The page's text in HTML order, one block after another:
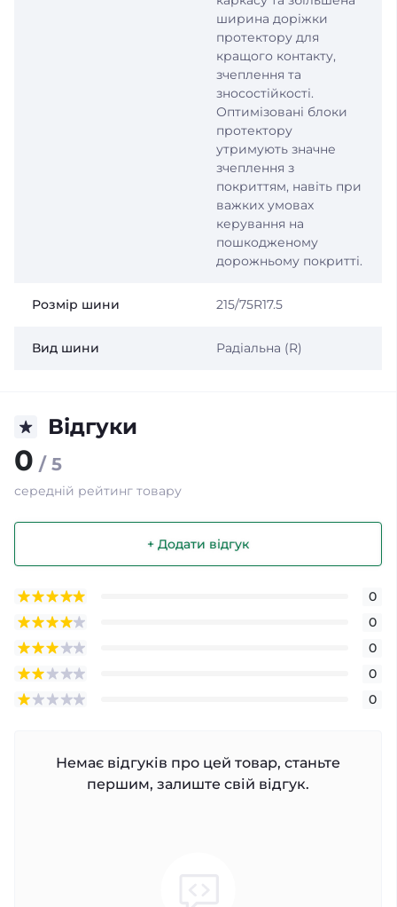
ширина доріжки
протектору для
кращого контакту,
зчеплення та
зносостійкості.
Оптимізовані блоки
протектору
утримують значне
зчеплення з
покриттям, навіть при
важких умовах
керування на
пошкодженому
дорожньому покритті.
Розмір шини 215/75R17.5
Вид шини Радіальна (R)
Відгуки
0 / 5
середній рейтинг товару
+ Додати відгук
0
0
0
0
0
Немає відгуків про цей товар, станьте
першим, залиште свій відгук.